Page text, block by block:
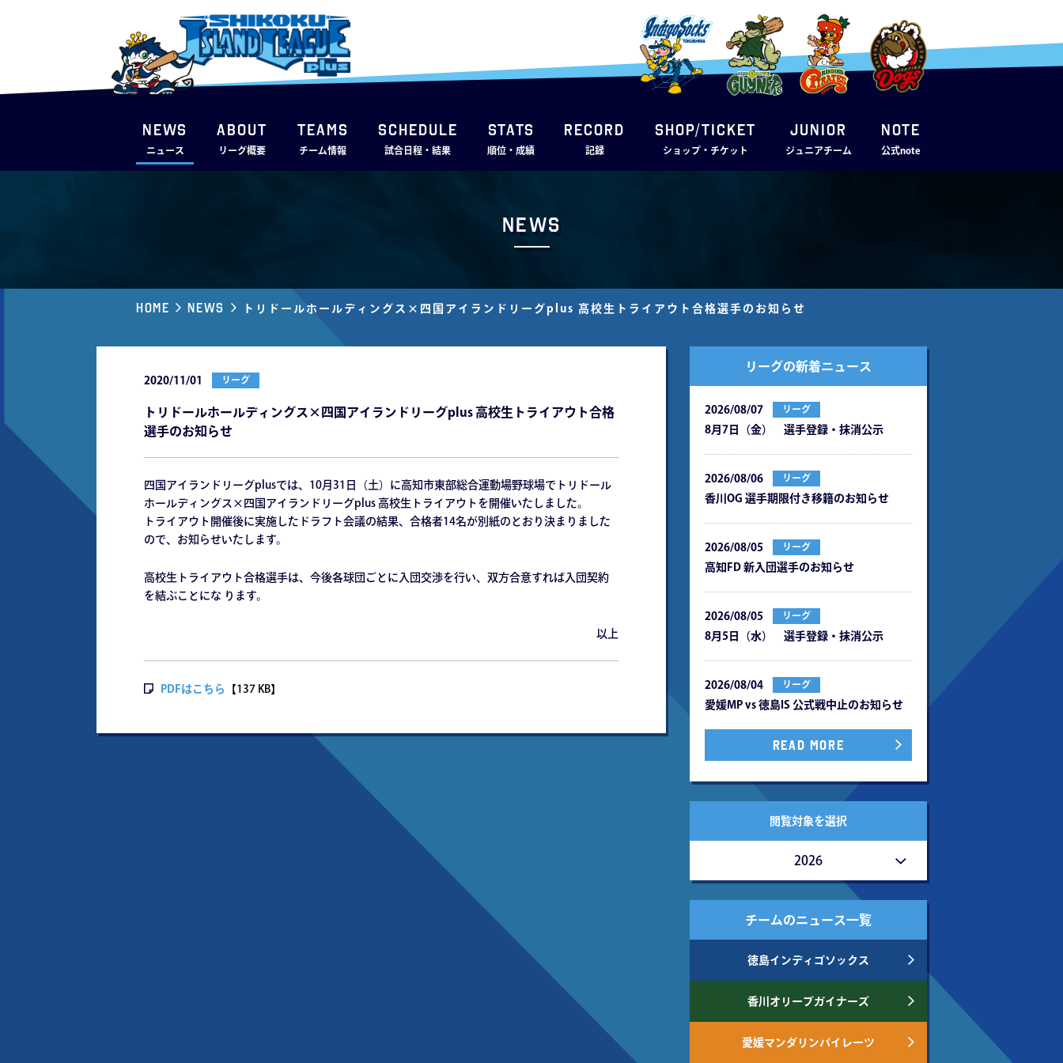
NEWS
ニュース
ABOUT
リーグ概要
TEAMS
チーム情報
SCHEDULE
試合日程・結果
STATS
順位・成績
RECORD
記録
SHOP/TICKET
ショップ・チケット
JUNIOR
ジュニアチーム
note
公式note
News
Home News トリドールホールディングス×四国アイランドリーグplus 高校生トライアウト合格選手のお知らせ
2020/11/01 リーグ
トリドールホールディングス×四国アイランドリーグplus 高校生トライアウト合格
選手のお知らせ
四国アイランドリーグplusでは、10月31日（土）に高知市東部総合運動場野球場でトリドール
ホールディングス×四国アイランドリーグplus 高校生トライアウトを開催いたしました。
トライアウト開催後に実施したドラフト会議の結果、合格者14名が別紙のとおり決まりました
ので、お知らせいたします。
高校生トライアウト合格選手は、今後各球団ごとに入団交渉を行い、双方合意すれば入団契約
を結ぶことにな ります。
以上
PDFはこちら 【137 KB】
リーグの新着ニュース
2026/08/07 リーグ
8月7日（金） 選手登録・抹消公示
2026/08/06 リーグ
⾹川OG 選⼿期限付き移籍のお知らせ
2026/08/05 リーグ
⾼知FD 新⼊団選⼿のお知らせ
2026/08/05 リーグ
8月5日（水） 選手登録・抹消公示
2026/08/04 リーグ
愛媛MP vs 徳島IS 公式戦中⽌のお知らせ
READ MORE
閲覧対象を選択
2026
チームのニュース一覧
徳島インディゴソックス
香川オリーブガイナーズ
愛媛マンダリンパイレーツ